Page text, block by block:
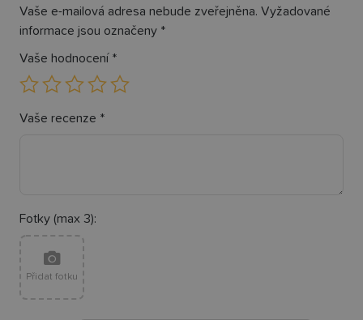
Vaše e-mailová adresa nebude zveřejněna. Vyžadované
informace jsou označeny *
Vaše hodnocení *
Vaše recenze *
Fotky (max 3):
Přidat fotku